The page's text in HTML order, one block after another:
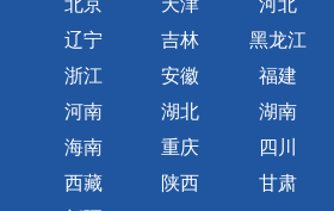
辽宁
吉林 黑龙江
浙江
安徽 福建
河南
湖北 湖南
海南
重庆 四川
西藏
陕西 甘肃